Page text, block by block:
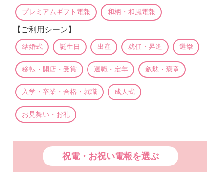
プレミアムギフト電報 和柄・和風電報
【ご利用シーン】
結婚式 誕生日 出産 就任・昇進 選挙
移転・開店・受賞 退職・定年 叙勲・褒章
入学・卒業・合格・就職 成人式
お見舞い・お礼
祝電・お祝い電報を選ぶ